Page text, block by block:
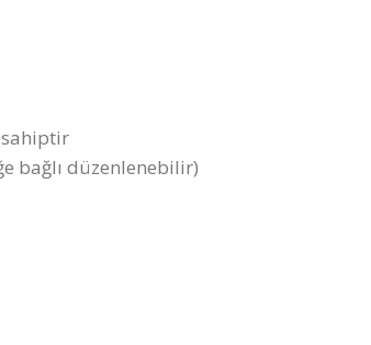
sahiptir
bağlı düzenlenebilir)